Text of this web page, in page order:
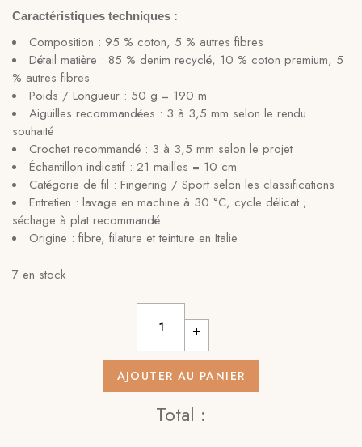
Caractéristiques techniques :
Composition : 95 % coton, 5 % autres fibres
Détail matière : 85 % denim recyclé, 10 % coton premium, 5
% autres fibres
Poids / Longueur : 50 g = 190 m
Aiguilles recommandées : 3 à 3,5 mm selon le rendu
souhaité
Crochet recommandé : 3 à 3,5 mm selon le projet
Échantillon indicatif : 21 mailles = 10 cm
Catégorie de fil : Fingering / Sport selon les classifications
Entretien : lavage en machine à 30 °C, cycle délicat ;
séchage à plat recommandé
Origine : fibre, filature et teinture en Italie
7 en stock
AJOUTER AU PANIER
Total :